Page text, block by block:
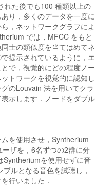
れた後でも100 種類以上の
り，多くのデータを一度に
，ネットワークグラフによ
では，MFCC をもと
士の類似度を当てはめてネ
提示されているように，エ
で，視覚的にどの程度ノー
トワークを視覚的に認知し
のLouvain 法を用いてクラ
示します．ノードをダブル
を使用させ，Syntherium
ザを，6名ずつの2群に分
Syntheriumを使用せずに音
ルとなる音色を試聴し，
行いました．